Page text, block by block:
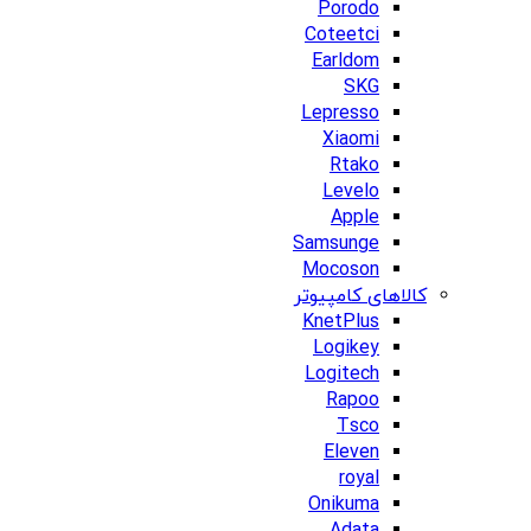
Porodo
Coteetci
Earldom
SKG
Lepresso
Xiaomi
Rtako
Levelo
Apple
Samsunge
Mocoson
کالاهای کامپیوتر
KnetPlus
Logikey
Logitech
Rapoo
Tsco
Eleven
royal
Onikuma